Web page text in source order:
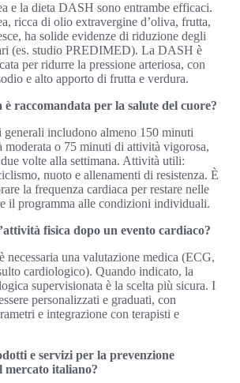
e la dieta DASH sono entrambe efficaci.
ricca di olio extravergine d’oliva, frutta,
ha solide evidenze di riduzione degli
(es. studio PREDIMED). La DASH è
per ridurre la pressione arteriosa, con
e alto apporto di frutta e verdura.
raccomandata per la salute del cuore?
generali includono almeno 150 minuti
moderata o 75 minuti di attività vigorosa,
volte alla settimana. Attività utili:
nuoto e allenamenti di resistenza. È
la frequenza cardiaca per restare nelle
il programma alle condizioni individuali.
fisica dopo un evento cardiaco?
necessaria una valutazione medica (ECG,
cardiologico). Quando indicato, la
supervisionata è la scelta più sicura. I
personalizzati e graduati, con
e integrazione con terapisti e
e servizi per la prevenzione
mercato italiano?